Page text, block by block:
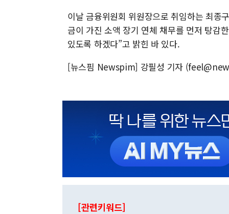
이날 금융위원회 위원장으로 취임하는 최종
금이 가진 소액 장기 연체 채무를 먼저 탕감
있도록 하겠다”고 밝힌 바 있다.
[뉴스핌 Newspim] 강필성 기자
[관련키워드]